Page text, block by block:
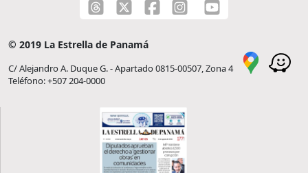
© 2019 La Estrella de Panamá
C/ Alejandro A. Duque G. - Apartado 0815-00507, Zona 4
Teléfono: +507 204-0000